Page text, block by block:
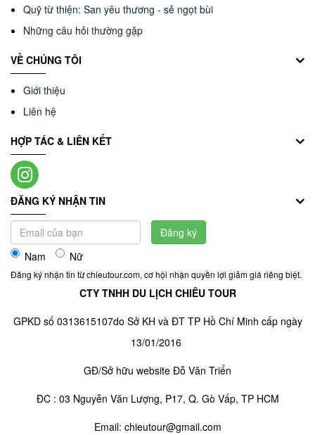
Quỹ từ thiện: San yêu thương - sẻ ngọt bùi
Những câu hỏi thường gặp
VỀ CHÚNG TÔI
Giới thiệu
Liên hệ
HỢP TÁC & LIÊN KẾT
ĐĂNG KÝ NHẬN TIN
Nam Nữ
Đăng ký
Đăng ký nhận tin từ chieutour.com, cơ hội nhận quyền lợi giảm giá riêng biệt.
CTY TNHH DU LỊCH CHIÊU TOUR
GPKD số 0313615107do Sở KH và ĐT TP Hồ Chí Minh cấp ngày
13/01/2016
GĐ/Sở hữu website Đỗ Văn Triển
ĐC : 03 Nguyễn Văn Lượng, P17, Q. Gò Vấp, TP HCM
Email: chieutour@gmail.com